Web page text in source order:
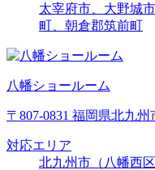
太宰府市、大野城
町、朝倉郡筑前町
八幡ショールーム
〒807-0831 福岡県北九
対応エリア
北九州市（八幡西